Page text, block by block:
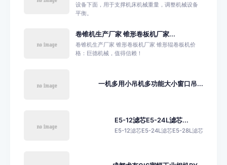
设备下面，用于支撑机床机械重量，调整机械设备
平衡。
卷锥机生产厂家 锥形卷板机厂家...
卷锥机生产厂家 锥形卷板机厂家 锥形辊卷板机价
格：巨德机械，值得信赖！
一机多用小吊机多功能大小窗口吊...
E5-12滤芯E5-24L滤芯...
E5-12滤芯E5-24L滤芯E5-28L滤芯